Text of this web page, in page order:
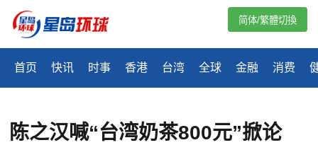
首页 快讯 时事 香港 台湾 全球 金融 消费
简体/繁體切換
陈之汉喊“台湾奶茶800元”掀论